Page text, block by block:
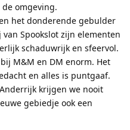
omgeving.
het donderende gebulder
Spookslot zijn elementen
schaduwrijk en sfeervol.
M&M en DM enorm. Het
en alles is puntgaaf.
krijgen we nooit
gebiedje ook een